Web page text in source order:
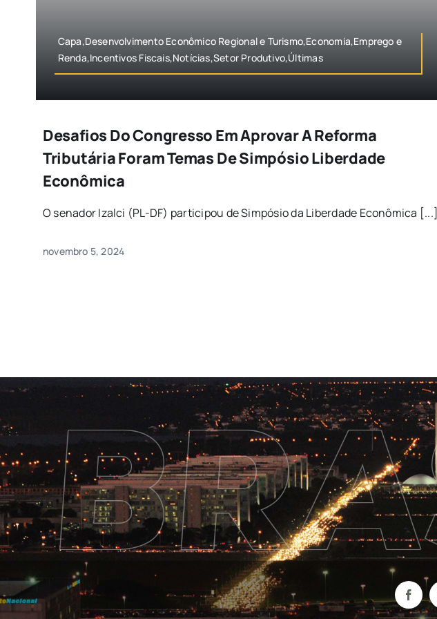
Capa,Desenvolvimento Econômico Regional e Turismo,Economia,Emprego e
Renda,Incentivos Fiscais,Notícias,Setor Produtivo,Últimas
Desafios Do Congresso Em Aprovar A Reforma
Tributária Foram Temas De Simpósio Liberdade
Econômica
O senador Izalci (PL-DF) participou de Simpósio da Liberdade Econômica [...]
novembro 5, 2024